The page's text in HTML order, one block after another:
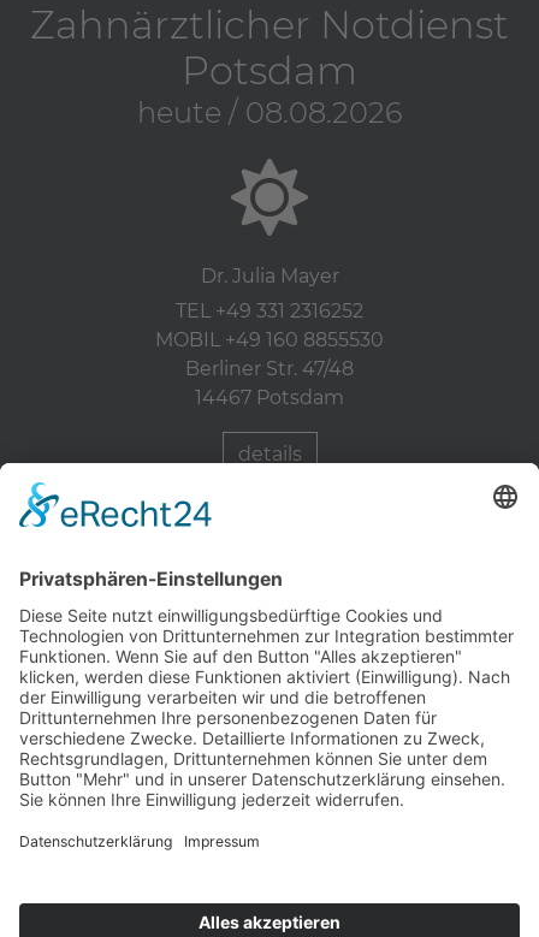
Zahnärztlicher Notdienst
Potsdam
heute / 08.08.2026
Dr. Julia Mayer
TEL +49 331 2316252
MOBIL +49 160 8855530
Berliner Str. 47/48
14467 Potsdam
details
Zahnärzte Potsdam
Zahnarzt Suche
Notdienste Potsdam
Wussten Sie schon?